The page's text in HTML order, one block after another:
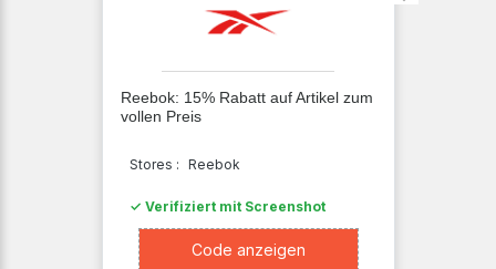
Reebok: 15% Rabatt auf Artikel zum
vollen Preis
Stores : Reebok
✓ Verifiziert mit Screenshot
Code anzeigenXXXXHG8